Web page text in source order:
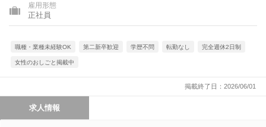
雇用形態
正社員
職種・業種未経験OK 第二新卒歓迎 学歴不問 転勤なし 完全週休2日制
女性のおしごと掲載中
掲載終了日：2026/06/01
求人情報